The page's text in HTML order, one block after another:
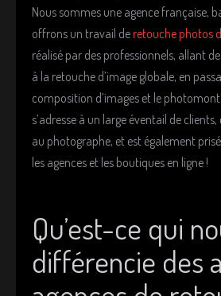
Nous sommes une agence française,
offrons un travail deretouche photos
réalisé par des professionnels, allant
à la retouche d’image globale, en
composition d’images et le
s’adresse à un large éventail de
au photographe, et est également
les agences et les boutiques en ligne !
Qu’est-ce qui
différencie des